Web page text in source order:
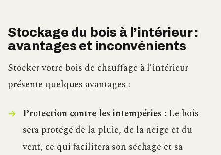
Stockage du bois à l’intérieur :
avantages et inconvénients
Stocker votre bois de chauffage à l’intérieur
présente quelques avantages :
Protection contre les intempéries :Le bois
sera protégé de la pluie, de la neige et du
vent, ce qui facilitera son séchage et sa